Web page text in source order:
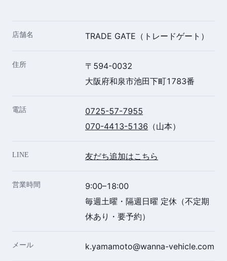
店舗名 TRADE GATE（トレードゲート）
住所
〒594-0032
大阪府和泉市池田下町1783番
電話
0725-57-7955
070-4413-5136 （山本）
LINE 友だち追加はこちら
営業時間
9:00–18:00
毎週土曜・隔週日曜 定休（不定期
休あり・要予約）
メール k.yamamoto@wanna-vehicle.com